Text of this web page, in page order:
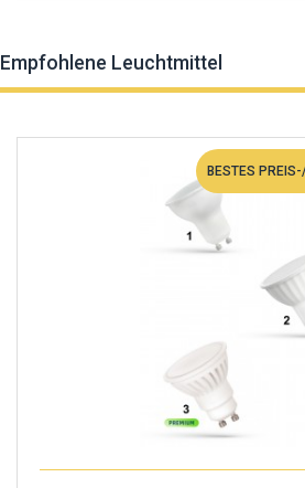
Empfohlene Leuchtmittel
BESTES